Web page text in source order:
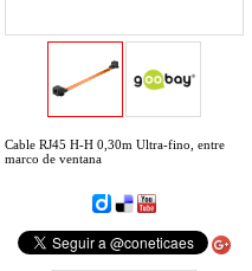
Cable RJ45 H-H 0,30m Ultra-fino, entre
marco de ventana